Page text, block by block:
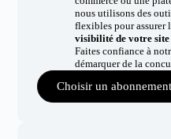
nous utilisons des
flexibles pour assurer
visibilité de votre
Faites confiance à
démarquer de la
Choisir un abonnement